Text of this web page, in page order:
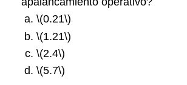
\(0.21\)
\(1.21\)
\(2.4\)
\(5.7\)